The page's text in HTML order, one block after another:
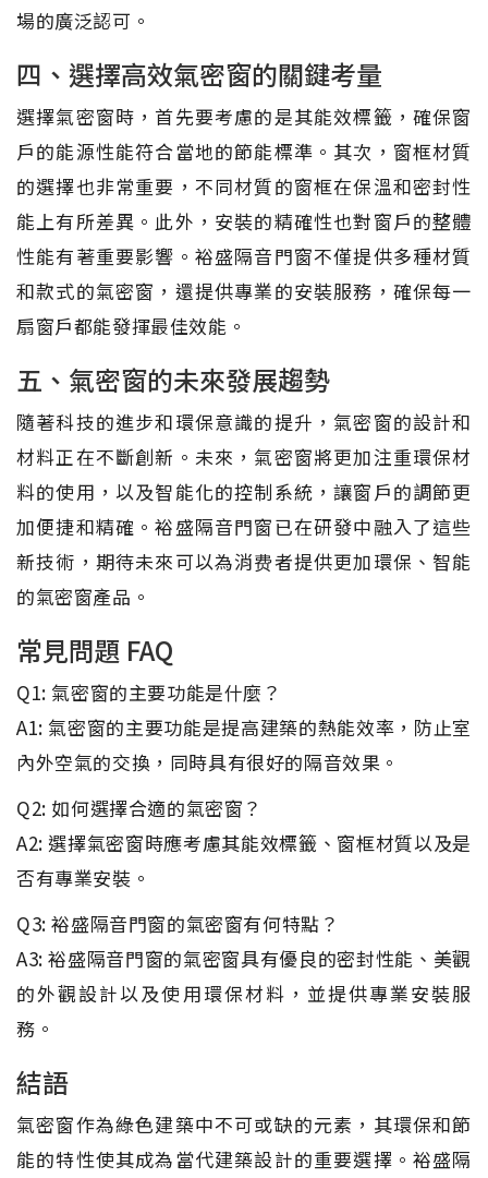
場的廣泛認可。
四、選擇高效氣密窗的關鍵考量
選擇氣密窗時，首先要考慮的是其能效標籤，確保窗
戶的能源性能符合當地的節能標準。其次，窗框材質
的選擇也非常重要，不同材質的窗框在保溫和密封性
能上有所差異。此外，安裝的精確性也對窗戶的整體
性能有著重要影響。裕盛隔音門窗不僅提供多種材質
和款式的氣密窗，還提供專業的安裝服務，確保每一
扇窗戶都能發揮最佳效能。
五、氣密窗的未來發展趨勢
隨著科技的進步和環保意識的提升，氣密窗的設計和
材料正在不斷創新。未來，氣密窗將更加注重環保材
料的使用，以及智能化的控制系統，讓窗戶的調節更
加便捷和精確。裕盛隔音門窗已在研發中融入了這些
新技術，期待未來可以為消费者提供更加環保、智能
的氣密窗產品。
常見問題 FAQ
Q1: 氣密窗的主要功能是什麼？
A1: 氣密窗的主要功能是提高建築的熱能效率，防止室
內外空氣的交換，同時具有很好的隔音效果。
Q2: 如何選擇合適的氣密窗？
A2: 選擇氣密窗時應考慮其能效標籤、窗框材質以及是
否有專業安裝。
Q3: 裕盛隔音門窗的氣密窗有何特點？
A3: 裕盛隔音門窗的氣密窗具有優良的密封性能、美觀
的外觀設計以及使用環保材料，並提供專業安裝服
務。
結語
氣密窗作為綠色建築中不可或缺的元素，其環保和節
能的特性使其成為當代建築設計的重要選擇。裕盛隔